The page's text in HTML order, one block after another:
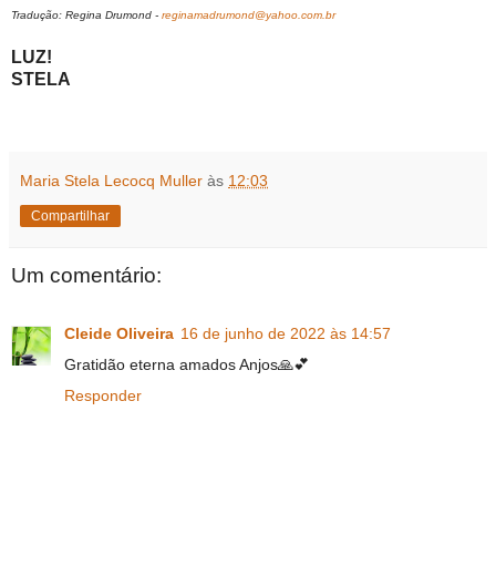
Tradução: Regina Drumond - reginamadrumond@yahoo.com.br
LUZ!
STELA
Maria Stela Lecocq Muller às 12:03
Compartilhar
Um comentário:
Cleide Oliveira 16 de junho de 2022 às 14:57
Gratidão eterna amados Anjos🙏💕
Responder